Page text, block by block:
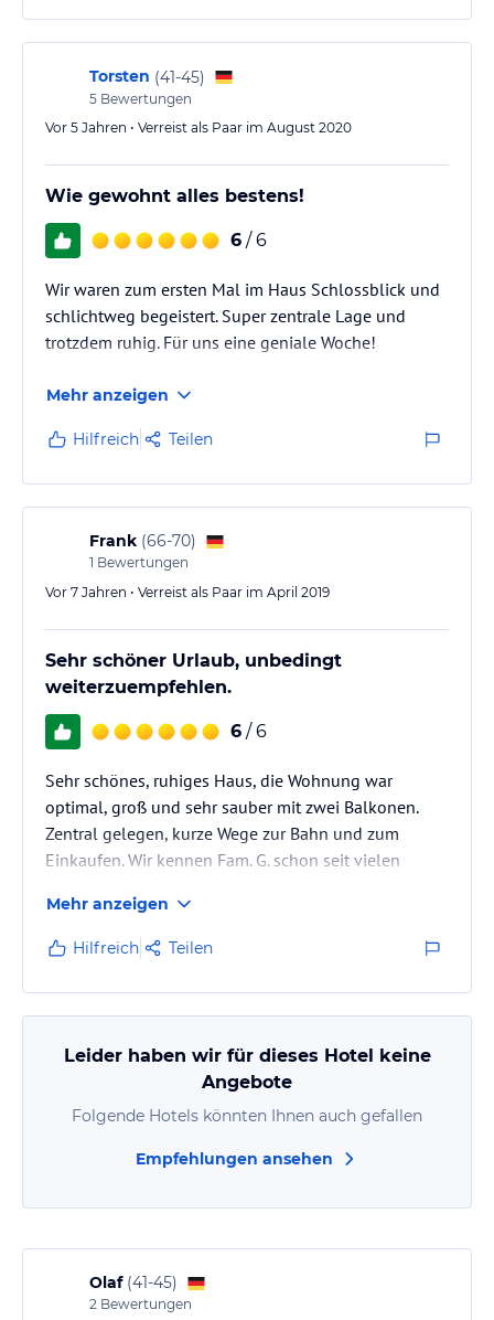
Torsten (41-45)
5 Bewertungen
Vor 5 Jahren • Verreist als Paar im August 2020
Wie gewohnt alles bestens!
6 / 6
Wir waren zum ersten Mal im Haus Schlossblick und
schlichtweg begeistert. Super zentrale Lage und
trotzdem ruhig. Für uns eine geniale Woche!
Mehr anzeigen
Hilfreich Teilen
Frank (66-70)
1 Bewertungen
Vor 7 Jahren • Verreist als Paar im April 2019
Sehr schöner Urlaub, unbedingt
weiterzuempfehlen.
6 / 6
Sehr schönes, ruhiges Haus, die Wohnung war
optimal, groß und sehr sauber mit zwei Balkonen.
Zentral gelegen, kurze Wege zur Bahn und zum
Einkaufen. Wir kennen Fam. G. schon seit vielen
Im Gegenteil: Die Freundlichkeit, der Service und
alles was zu einem erholsamen Urlaub dazugehört
ist hier vorhanden. Markus und seine Familie sind
top! Die Grillabende von Gottfried sind natürlich
ebenfalls "Spitze". Vielen Dank dafür. Wir werden
selbstverständlich wiederkommen.
Mehr anzeigen
Hilfreich Teilen
Leider haben wir für dieses Hotel keine
Angebote
Folgende Hotels könnten Ihnen auch gefallen
Empfehlungen ansehen
Olaf (41-45)
2 Bewertungen